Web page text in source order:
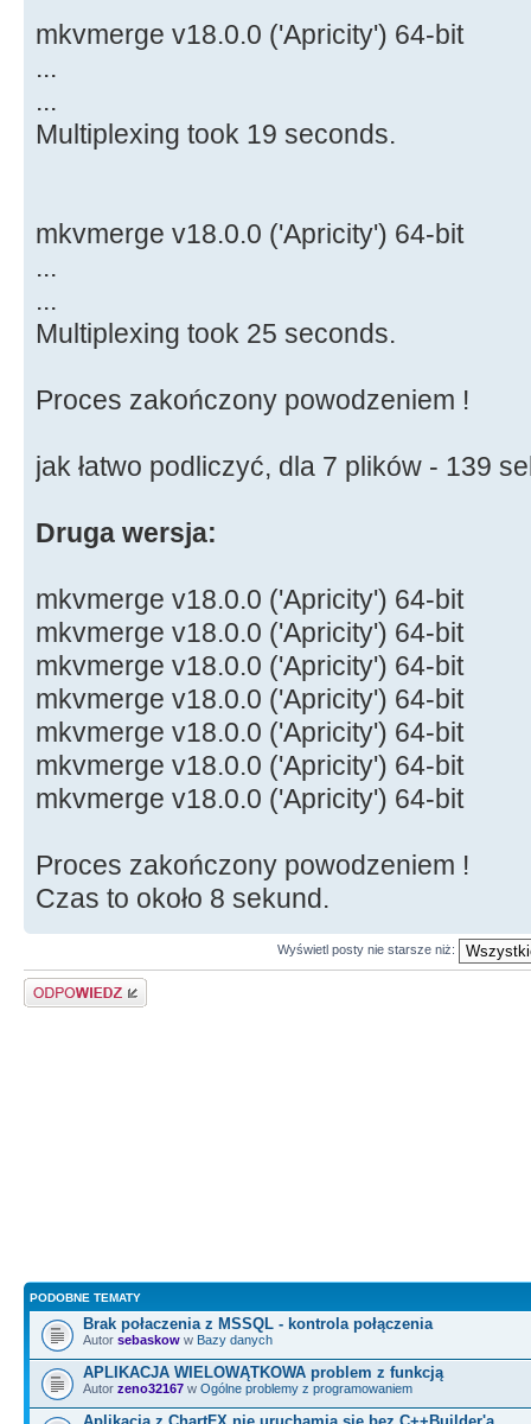
mkvmerge v18.0.0 ('Apricity') 64-bit
...
...
Multiplexing took 19 seconds.
mkvmerge v18.0.0 ('Apricity') 64-bit
...
...
Multiplexing took 25 seconds.
Proces zakończony powodzeniem !
jak łatwo podliczyć, dla 7 plików - 139
Druga wersja:
mkvmerge v18.0.0 ('Apricity') 64-bit
mkvmerge v18.0.0 ('Apricity') 64-bit
mkvmerge v18.0.0 ('Apricity') 64-bit
mkvmerge v18.0.0 ('Apricity') 64-bit
mkvmerge v18.0.0 ('Apricity') 64-bit
mkvmerge v18.0.0 ('Apricity') 64-bit
mkvmerge v18.0.0 ('Apricity') 64-bit
Proces zakończony powodzeniem !
Czas to około 8 sekund.
Wyświetl posty nie starsze niż:
Odpowiedz
PODOBNE TEMATY
Brak połaczenia z MSSQL - kontrola połączenia
Autor sebaskow w Bazy danych
APLIKACJA WIELOWĄTKOWA problem z funkcją
Autor zeno32167 w Ogólne problemy z programowaniem